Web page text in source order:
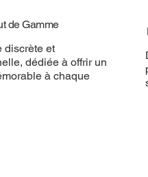
de Gamme
discrète et
dédiée à offrir un
à chaque